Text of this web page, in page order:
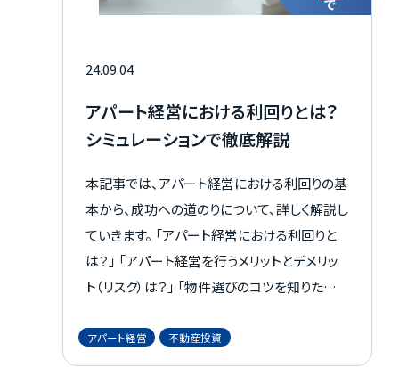
実績紹介
お客様の声
お役立ちガイド
Q&A
お知らせ
24.09.04
アパート経営における利回りとは？
シミュレーションで徹底解説
本記事では、アパート経営における利回りの基
本から、成功への道のりについて、詳しく解説し
ていきます。 「アパート経営における利回りと
は？」 「アパート経営を行うメリットとデメリッ
ト（リスク）は？」 「物件選びのコツを知りたい」
る利回り、その秘密を解き明かします。 不動産
投資を始めたいと考えている方や、仕組みにご
アパート経営 不動産投資